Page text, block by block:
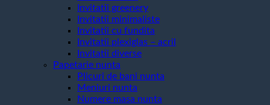
Invitatii greenery
Invitatii minimaliste
Invitatii cu fundita
Invitatii plexiglas – acril
Invitatii diverse
Papetarie nunta
Plicuri de bani nunta
Meniuri nunta
Numere masa nunta